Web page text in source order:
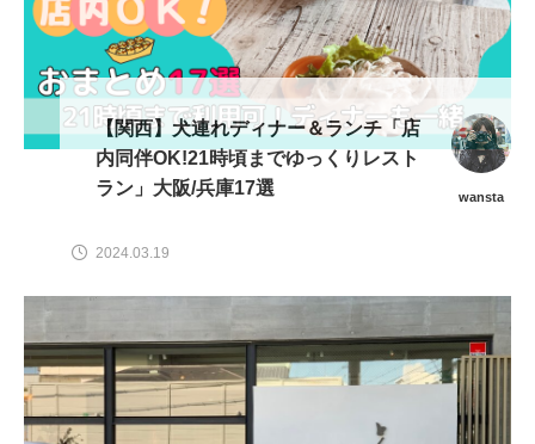
【関西】犬連れディナー＆ランチ「店
内同伴OK!21時頃までゆっくりレスト
ラン」大阪/兵庫17選
wansta
2024.03.19